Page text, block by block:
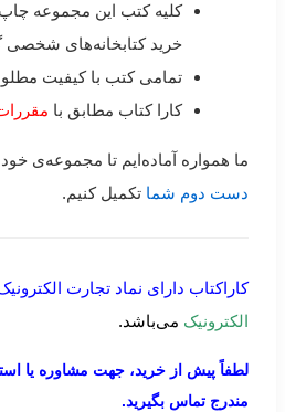
کلیه کتب این مجموعه
خرید کتابخانه‌های شخصی
تمامی کتب با کیفیت
کارا کتاب مطابق با
ما همواره آماده‌ایم تا مجموعه‌ی خود
دست دوم شما تکمیل کنیم.
کاراکتاب دارای نماد تجارت
الکترونیک می‌باشد.
لطفاً پیش از خرید، جهت مشاوره یا
مندرج تماس بگیرید.